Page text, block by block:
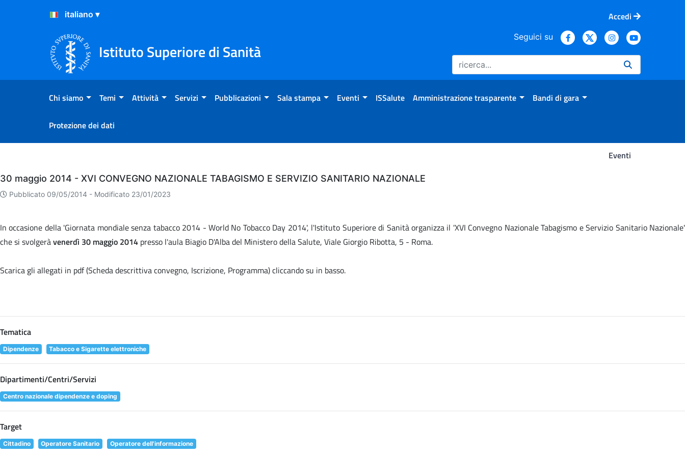
Salta al Contenuto
Salta al Footer
Accedi
Istituto Superiore di Sanità
Seguici su
Chi siamo Temi Attività Servizi Pubblicazioni Sala stampa Eventi ISSalute Amministrazione trasparente Bandi di gara
Protezione dei dati
Eventi
Eventi
30 maggio 2014 - XVI CONVEGNO NAZIONALE TABAGISMO E SERVIZIO SANITARIO NAZIONALE
Pubblicato 09/05/2014 - Modificato 23/01/2023
In occasione della 'Giornata mondiale senza tabacco 2014 - World No Tobacco Day 2014', l'Istituto Superiore di Sanità organizza il 'XVI Convegno Nazionale Tabagismo e Servizio Sanitario Nazionale'
che si svolgeràvenerdì 30 maggio 2014 presso l'aula Biagio D'Alba del Ministero della Salute, Viale Giorgio Ribotta, 5 - Roma.
Scarica gli allegati in pdf (Scheda descrittiva convegno, Iscrizione, Programma) cliccando su in basso.
Tematica
Dipendenze Tabacco e Sigarette elettroniche
Dipartimenti/Centri/Servizi
Centro nazionale dipendenze e doping
Target
Cittadino Operatore Sanitario Operatore dell'informazione